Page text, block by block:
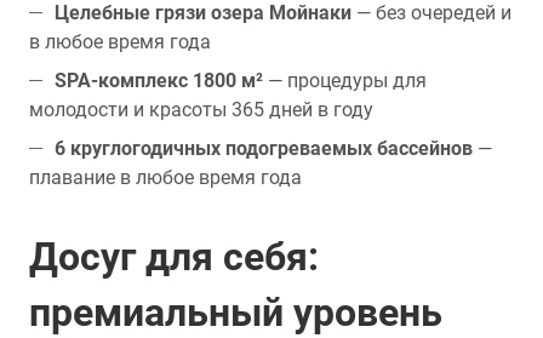
Целебные грязи озера Мойнаки — без очередей и
в любое время года
SPA-комплекс 1800 м² — процедуры для
молодости и красоты 365 дней в году
6 круглогодичных подогреваемых бассейнов —
плавание в любое время года
Досуг для себя:
премиальный уровень